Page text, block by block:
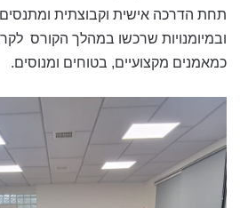
תחת הדרכה אישית וקבוצתית
ובמיומנויות שרכשו במהלך הקורס
כמאמנים מקצועיים, בטוחים ומנוסים.